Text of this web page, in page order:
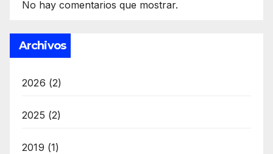
No hay comentarios que mostrar.
Archivos
2026 (2)
2025 (2)
2019 (1)